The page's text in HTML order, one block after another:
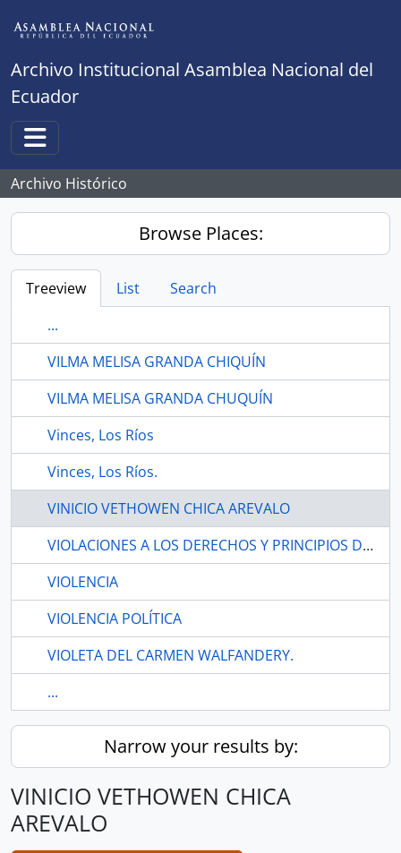
Archivo Institucional Asamblea Nacional del
Ecuador
Toggle navigation
Archivo Histórico
Browse Places:
Treeview List
Search
...
VILMA MELISA GRANDA CHIQUÍN
VILMA MELISA GRANDA CHUQUÍN
Vinces, Los Ríos
Vinces, Los Ríos.
VINICIO VETHOWEN CHICA AREVALO
VIOLACIONES A LOS DERECHOS Y PRINCIPIOS DETERMINADOS EN LA CONSTITUCIÓN
VIOLENCIA
VIOLENCIA POLÍTICA
VIOLETA DEL CARMEN WALFANDERY.
...
Narrow your results by:
VINICIO VETHOWEN CHICA
AREVALO